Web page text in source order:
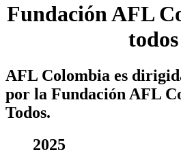
Fundación AFL
todos
AFL Colombia es
por la Fundación AFL
Todos.
2025